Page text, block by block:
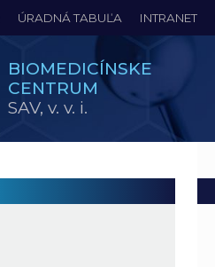
BIOMEDICÍNSKE
CENTRUM
SAV, v. v. i.
ÚRADNÁ TABUĽA INTRANET